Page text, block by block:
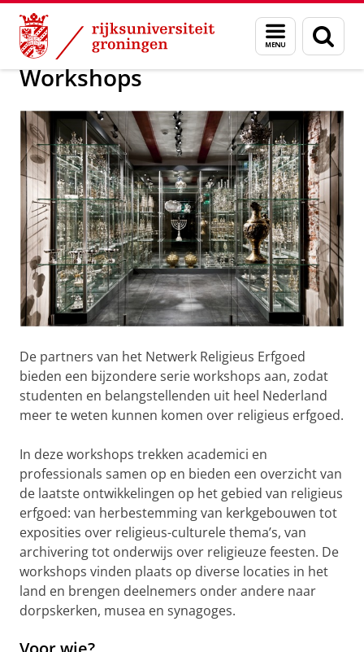
Skip
Content
Skip
Navigation
Menu
en
zoeken
Onderzoek Netwerk Religieus Erfgoed
Workshops
De partners van het Netwerk Religieus Erfgoed
bieden een bijzondere serie workshops aan, zodat
studenten en belangstellenden uit heel Nederland
meer te weten kunnen komen over religieus erfgoed.
In deze workshops trekken academici en
professionals samen op en bieden een overzicht van
de laatste ontwikkelingen op het gebied van religieus
erfgoed: van herbestemming van kerkgebouwen tot
exposities over religieus-culturele thema’s, van
archivering tot onderwijs over religieuze feesten. De
workshops vinden plaats op diverse locaties in het
land en brengen deelnemers onder andere naar
dorpskerken, musea en synagoges.